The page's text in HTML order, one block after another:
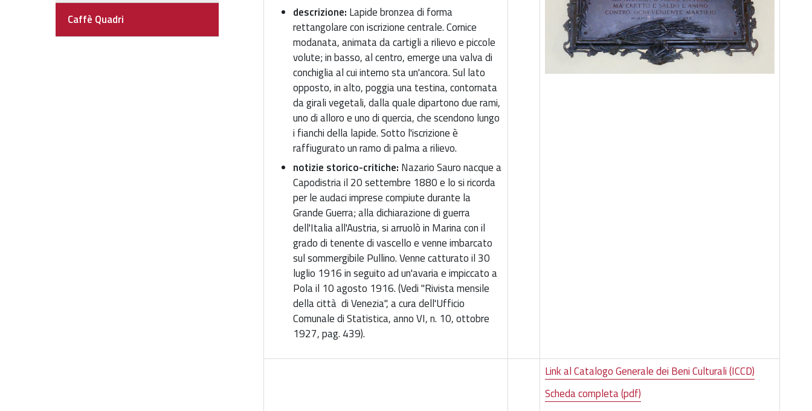
descrizione: Lapide bronzea di forma
rettangolare con iscrizione centrale. Cornice
modanata, animata da cartigli a rilievo e piccole
volute; in basso, al centro, emerge una valva di
conchiglia al cui interno sta un'ancora. Sul lato
opposto, in alto, poggia una testina, contornata
da girali vegetali, dalla quale dipartono due rami,
uno di alloro e uno di quercia, che scendono lungo
i fianchi della lapide. Sotto l'iscrizione è
raffiugurato un ramo di palma a rilievo.
notizie storico-critiche: Nazario Sauro nacque a
Capodistria il 20 settembre 1880 e lo si ricorda
per le audaci imprese compiute durante la
Grande Guerra; alla dichiarazione di guerra
dell'Italia all'Austria, si arruolò in Marina con il
grado di tenente di vascello e venne imbarcato
sul sommergibile Pullino. Venne catturato il 30
luglio 1916 in seguito ad un'avaria e impiccato a
Pola il 10 agosto 1916. (Vedi "Rivista mensile
della città di Venezia", a cura dell'Ufficio
Comunale di Statistica, anno VI, n. 10, ottobre
1927, pag. 439).
Link al Catalogo Generale dei Beni Culturali (ICCD)
Scheda completa (pdf)
Caffè Quadri